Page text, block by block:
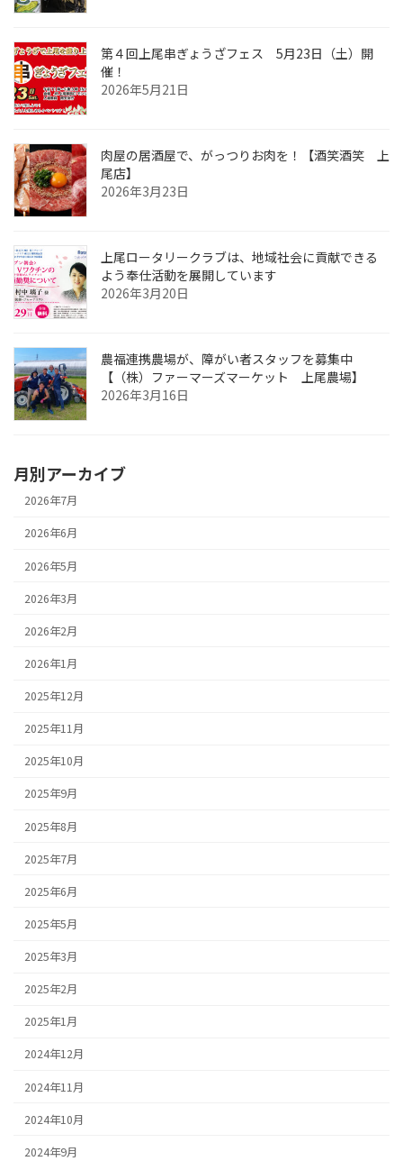
第４回上尾串ぎょうざフェス 5月23日（土）開
催！
2026年5月21日
肉屋の居酒屋で、がっつりお肉を！【酒笑酒笑 上
尾店】
2026年3月23日
上尾ロータリークラブは、地域社会に貢献できる
よう奉仕活動を展開しています
2026年3月20日
農福連携農場が、障がい者スタッフを募集中
【（株）ファーマーズマーケット 上尾農場】
2026年3月16日
月別アーカイブ
2026年7月
2026年6月
2026年5月
2026年3月
2026年2月
2026年1月
2025年12月
2025年11月
2025年10月
2025年9月
2025年8月
2025年7月
2025年6月
2025年5月
2025年3月
2025年2月
2025年1月
2024年12月
2024年11月
2024年10月
2024年9月